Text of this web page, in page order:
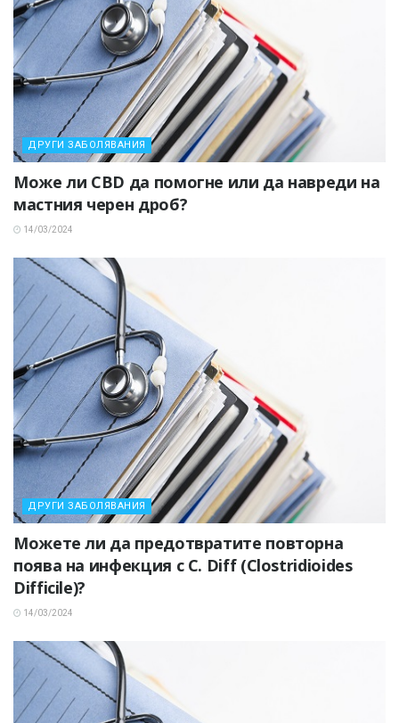
ДРУГИ ЗАБОЛЯВАНИЯ
Може ли CBD да помогне или да навреди на
мастния черен дроб?
14/03/2024
ДРУГИ ЗАБОЛЯВАНИЯ
Можете ли да предотвратите повторна
поява на инфекция с C. Diff (Clostridioides
Difficile)?
14/03/2024